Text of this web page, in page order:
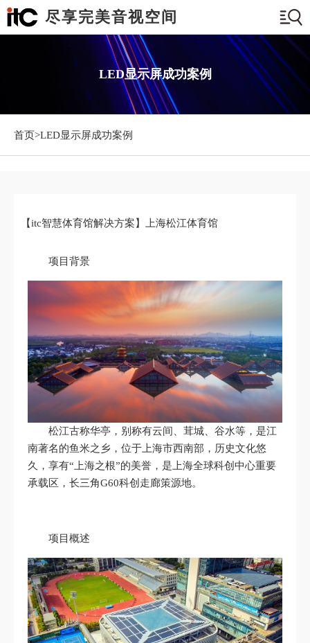
尽享完美音视空间
LED显示屏成功案例
首页>LED显示屏成功案例
【itc智慧体育馆解决方案】上海松江体育馆
项目背景
松江古称华亭，别称有云间、茸城、谷水等，是江
南著名的鱼米之乡，位于上海市西南部，历史文化悠
久，享有“上海之根”的美誉，是上海全球科创中心重要
承载区，长三角G60科创走廊策源地。
项目概述